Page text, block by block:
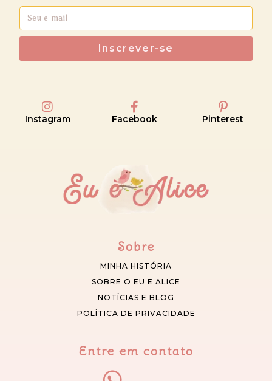
Inscrever-se
Instagram Facebook Pinterest
Sobre
MINHA HISTÓRIA
SOBRE O EU E ALICE
NOTÍCIAS E BLOG
POLÍTICA DE PRIVACIDADE
Entre em contato